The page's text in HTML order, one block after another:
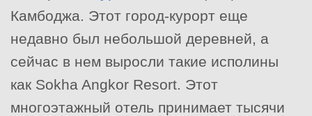
Камбоджа. Этот город-курорт еще
недавно был небольшой деревней, а
сейчас в нем выросли такие исполины
как Sokha Angkor Resort. Этот
многоэтажный отель принимает тысячи